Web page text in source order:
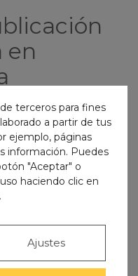
en
de implantología
y una de las
los expertos en
está
de
encontrar
sobre
terceros para fines
a partir de tus
ejemplo, páginas
información. Puedes
"Aceptar" o
haciendo clic en
.
Ajustes